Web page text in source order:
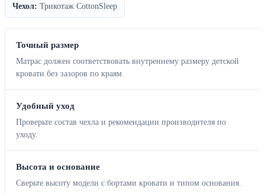
Чехол: Трикотаж CottonSleep
Точный размер
Матрас должен соответствовать внутреннему размеру детской
кровати без зазоров по краям.
Удобный уход
Проверьте состав чехла и рекомендации производителя по
уходу.
Высота и основание
Сверьте высоту модели с бортами кровати и типом основания.